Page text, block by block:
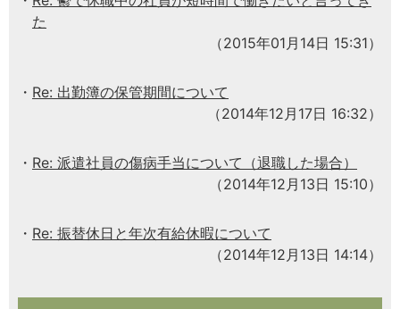
た
（2015年01月14日 15:31）
Re: 出勤簿の保管期間について
（2014年12月17日 16:32）
Re: 派遣社員の傷病手当について（退職した場合）
（2014年12月13日 15:10）
Re: 振替休日と年次有給休暇について
（2014年12月13日 14:14）